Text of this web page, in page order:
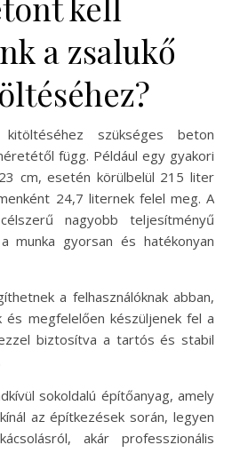
a zsalukő
szükséges beton
függ. Például egy gyakori
cm, esetén körülbelül 215 liter
24,7 liternek felel meg. A
nagyobb teljesítményű
munka gyorsan és hatékonyan
a felhasználóknak abban,
megfelelően készüljenek fel a
biztosítva a tartós és stabil
sokoldalú építőanyag, amely
az építkezések során, legyen
akár professzionális